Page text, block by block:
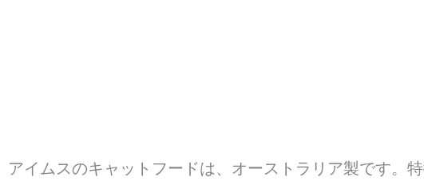
アイムスのキャットフードは、オーストラリア製です。